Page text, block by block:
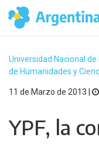
Universidad Nacional
de Humanidades y
11 de Marzo de 2013 |
YPF, la